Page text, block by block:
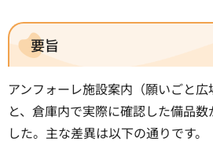
要旨
アンフォーレ施設案内（願いごと広
と、倉庫内で実際に確認した備品
した。主な差異は以下の通りです。